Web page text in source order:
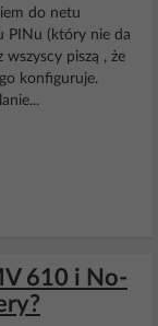
do netu
PINu (który nie da
wszyscy piszą , że
konfiguruje.
610 i No-